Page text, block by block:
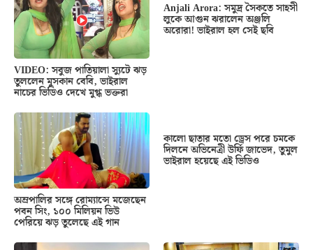
VIDEO: সবুজ পাতিয়ালা স্যুটে ঝড়
তুললেন মুসকান বেবি, ভাইরাল
নাচের ভিডিও দেখে মুগ্ধ ভক্তরা
Anjali Arora: সমুদ্র সৈকতে সাহসী
লুকে আগুন ঝরালেন অঞ্জলি
অরোরা! ভাইরাল হল সেই ছবি
অম্রপালির সঙ্গে রোম্যান্সে মজেছেন
পবন সিং, ১০০ মিলিয়ন ভিউ
পেরিয়ে ঝড় তুলেছে এই গান
কালো ছাতার মতো ড্রেস পরে চমকে
দিলনে অভিনেত্রী উর্ফি জাভেদ, তুমুল
ভাইরাল হয়েছে এই ভিডিও